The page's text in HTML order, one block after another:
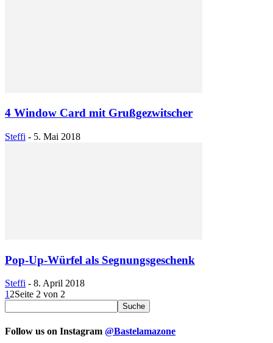
4 Window Card mit Grußgezwitscher
Steffi - 5. Mai 2018
Pop-Up-Würfel als Segnungsgeschenk
Steffi - 8. April 2018
1 2Seite 2 von 2
Follow us on Instagram @Bastelamazone